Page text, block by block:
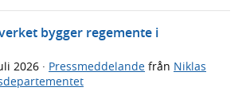
bygger regemente i
2026 · Pressmeddelande från Niklas